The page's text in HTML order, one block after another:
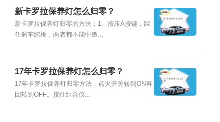
新卡罗拉保养灯怎么归零？
新卡罗拉保养灯归零的方法：1、按压A按键，踩
住刹车踏板，两者都不能中途...
17年卡罗拉保养灯怎么归零？
17年卡罗拉保养灯归零方法：点火开关转到ON再
回转到OFF。按住组合仪...